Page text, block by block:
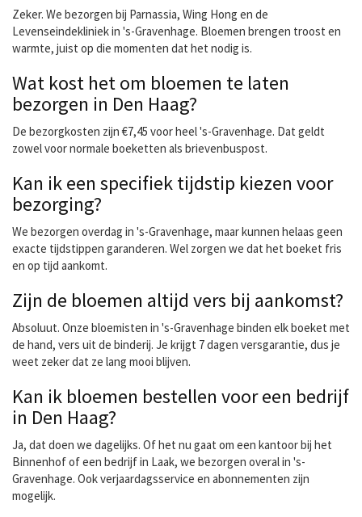
Zeker. We bezorgen bij Parnassia, Wing Hong en de
Levenseindekliniek in 's-Gravenhage. Bloemen brengen troost en
warmte, juist op die momenten dat het nodig is.
Wat kost het om bloemen te laten
bezorgen in Den Haag?
De bezorgkosten zijn €7,45 voor heel 's-Gravenhage. Dat geldt
zowel voor normale boeketten als brievenbuspost.
Kan ik een specifiek tijdstip kiezen voor
bezorging?
We bezorgen overdag in 's-Gravenhage, maar kunnen helaas geen
exacte tijdstippen garanderen. Wel zorgen we dat het boeket fris
en op tijd aankomt.
Zijn de bloemen altijd vers bij aankomst?
Absoluut. Onze bloemisten in 's-Gravenhage binden elk boeket met
de hand, vers uit de binderij. Je krijgt 7 dagen versgarantie, dus je
weet zeker dat ze lang mooi blijven.
Kan ik bloemen bestellen voor een bedrijf
in Den Haag?
Ja, dat doen we dagelijks. Of het nu gaat om een kantoor bij het
Binnenhof of een bedrijf in Laak, we bezorgen overal in 's-
Gravenhage. Ook verjaardagsservice en abonnementen zijn
mogelijk.